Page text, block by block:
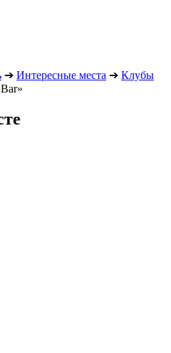
➔ Интересные места ➔ Клубы